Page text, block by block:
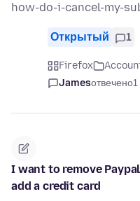
how-do-i-cancel-my-
Открытый 1
Firefox
Jamesотвечено
I want to remove
add a credit card